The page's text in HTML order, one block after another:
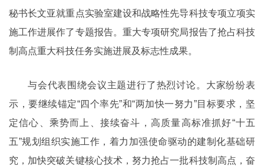
秘书长文亚就重点实验室建设和战略性先导科技专项立项实
施工作进展作了专题报告。重大专项研究局报告了抢占科技
制高点重大科技任务实施进展及标志性成果。
与会代表围绕会议主题进行了热烈讨论。大家纷纷表
示，要继续锚定“四个率先”和“两加快一努力”目标要求，坚
定信心、乘势而上、接续奋斗，高质量高标准抓好“十五
五”规划组织实施工作，着力加强使命驱动的建制化基础研
究，加快突破关键核心技术，努力抢占一批科技制高点，奋